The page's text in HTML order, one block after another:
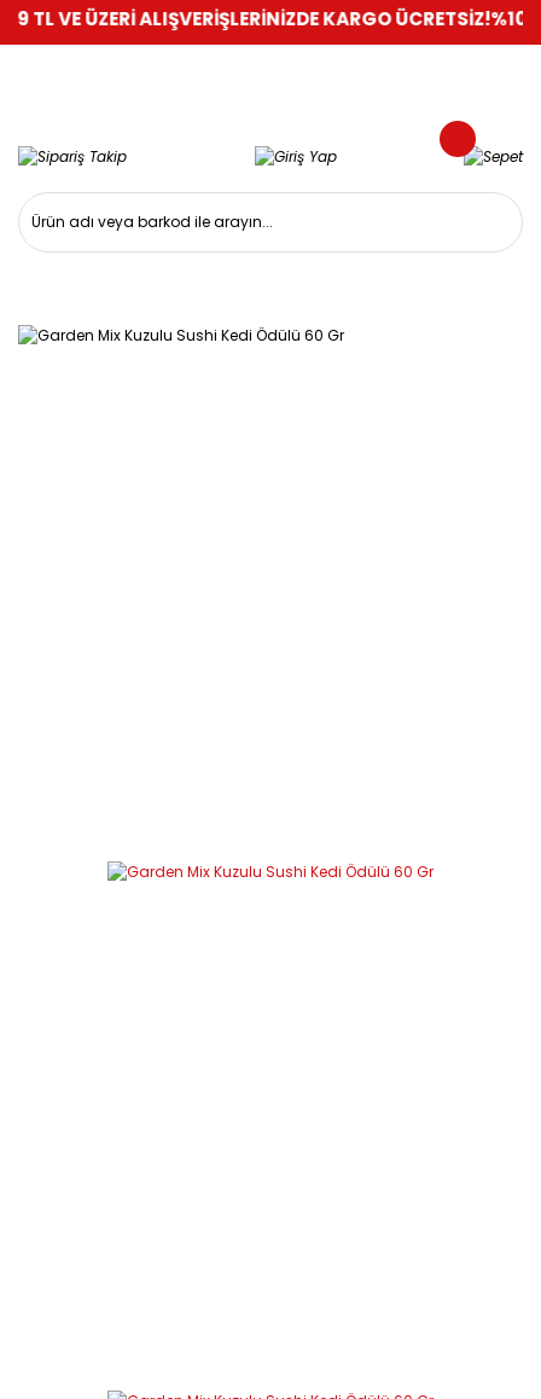
ÜZERİ ALIŞVERİŞLERİNİZDE KARGO ÜCRETSİZ!%100